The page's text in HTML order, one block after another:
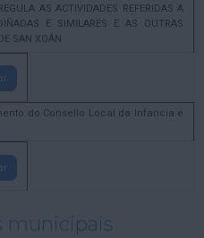
AS ACTIVIDADES REFERIDAS A
E SIMILARES E AS OUTRAS
SAN XOÁN
do Consello Local da Infancia e
municipais